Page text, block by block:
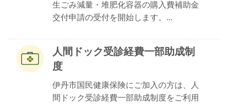
生ごみ減量・堆肥化容器の購入費補助金
交付申請の受付を開始します。...
人間ドック受診経費一部助成制
度
伊丹市国民健康保険にご加入の方は、人
間ドック受診経費一部助成制度をご利用